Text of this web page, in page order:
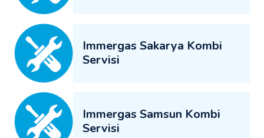
Immergas Sakarya Kombi
Servisi
Immergas Samsun Kombi
Servisi